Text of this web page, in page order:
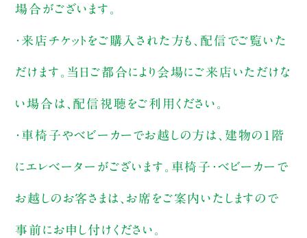
場合がございます。
・来店チケットをご購入された方も、配信でご覧いた
だけます。当日ご都合により会場にご来店いただけな
い場合は、配信視聴をご利用ください。
・車椅子やベビーカーでお越しの方は、建物の1階
にエレベーターがございます。車椅子・ベビーカーで
お越しのお客さまは、お席をご案内いたしますので
事前にお申し付けください。